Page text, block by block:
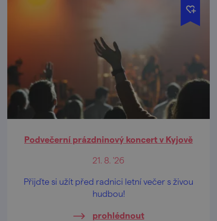
Podvečerní prázdninový koncert v Kyjově
21. 8. '26
Přijďte si užít před radnici letní večer s živou
hudbou!
prohlédnout